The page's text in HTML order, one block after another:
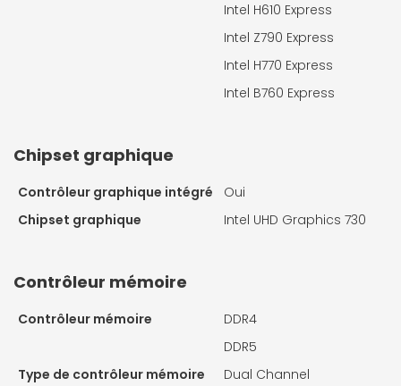
Intel H610 Express
Intel Z790 Express
Intel H770 Express
Intel B760 Express
Chipset graphique
Contrôleur graphique intégré
Oui
Chipset graphique
Intel UHD Graphics 730
Contrôleur mémoire
Contrôleur mémoire
DDR4
DDR5
Type de contrôleur mémoire
Dual Channel